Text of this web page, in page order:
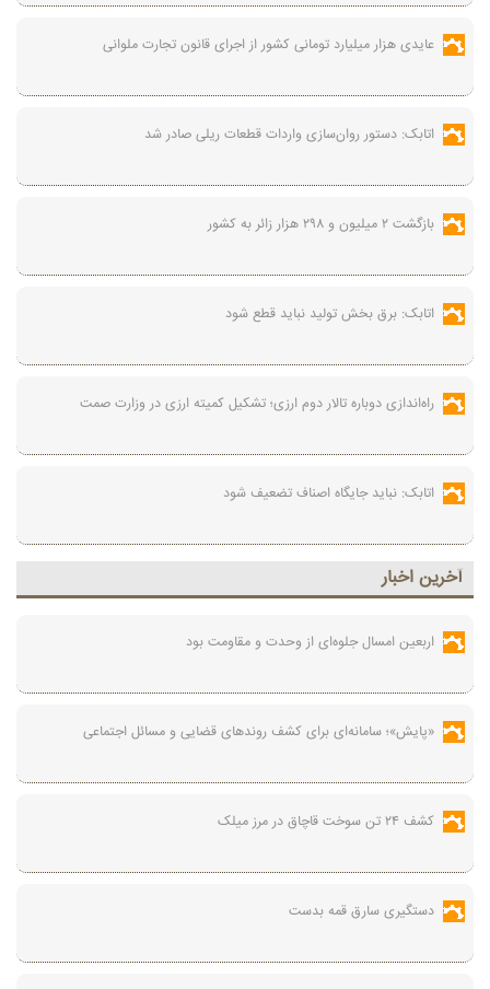
عایدی هزار میلیارد تومانی کشور از اجرای قانون تجارت ملوانی
اتابک: دستور روان‌سازی واردات قطعات ریلی صادر شد
بازگشت ۲ میلیون و ۲۹۸ هزار زائر به کشور
اتابک: برق بخش تولید نباید قطع شود
راه‌اندازی دوباره تالار دوم ارزی؛ تشکیل کمیته ارزی در وزارت صمت
اتابک: نباید جایگاه اصناف تضعیف شود
آخرين اخبار
اربعین امسال جلوه‌ای از وحدت و مقاومت بود
«پایش»؛ سامانه‌ای برای کشف روندهای قضایی و مسائل اجتماعی
کشف ۲۴ تن سوخت قاچاق در مرز میلک
دستگیری سارق قمه بدست